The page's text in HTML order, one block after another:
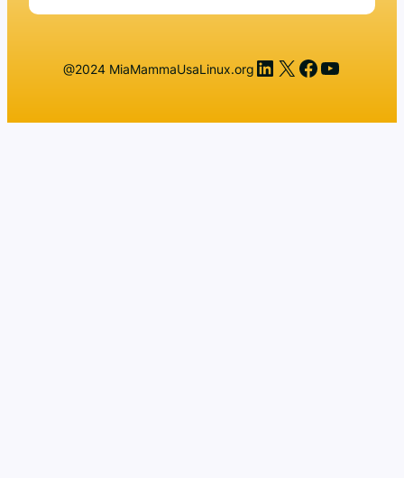
@2024 MiaMammaUsaLinux.org LinkedIn
X Facebook